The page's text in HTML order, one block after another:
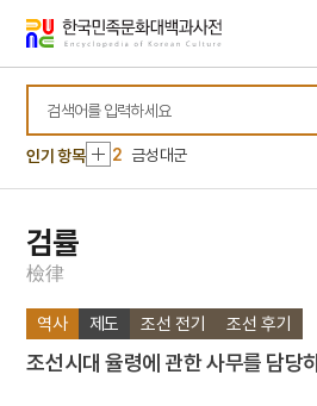
바로가기
바로가기
검색어
인기 항목
10 단양 신라 적성비
1 민족주의
2 금성대군
3 농악
7
절기
8 구월산
검률
檢律
역사 제도 조선 전기 조선 후기
조선시대 율령에 관한 사무를 담당